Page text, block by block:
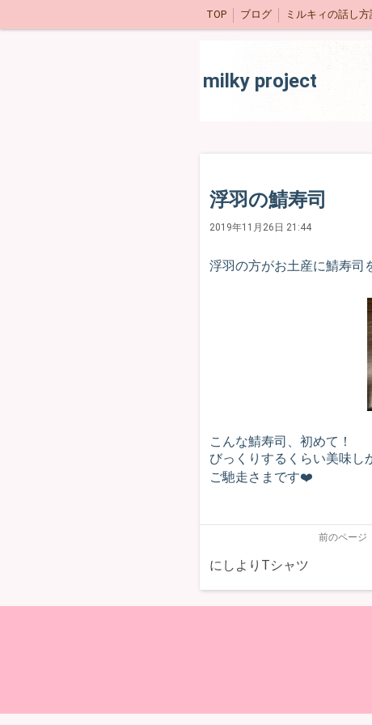
TOP ブログ ミルキィの話し
milky project
浮羽の鯖寿司
2019年11月26日 21:44
浮羽の方がお土産に鯖寿司
こんな鯖寿司、初めて！
びっくりするくらい美味し
ご馳走さまです❤️
前のページ
にしよりTシャツ